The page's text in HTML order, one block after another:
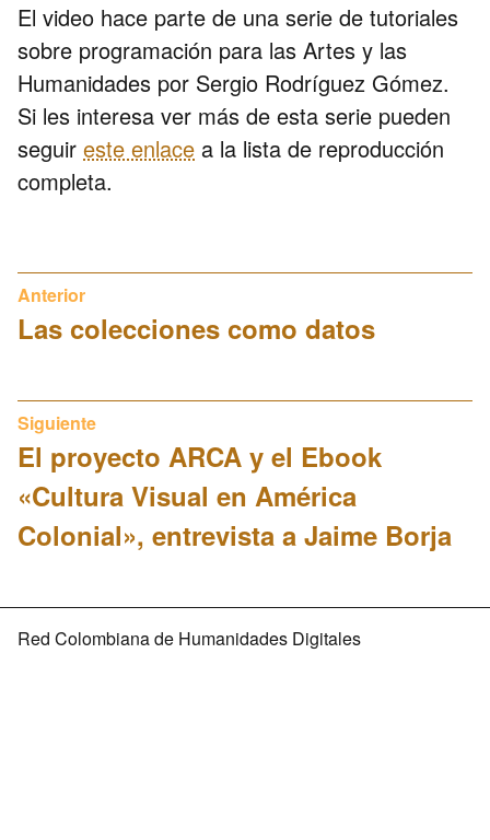
El video hace parte de una serie de tutoriales
sobre programación para las Artes y las
Humanidades por Sergio Rodríguez Gómez.
Si les interesa ver más de esta serie pueden
seguir este enlace a la lista de reproducción
completa.
Anterior
Las colecciones como datos
Siguiente
El proyecto ARCA y el Ebook
«Cultura Visual en América
Colonial», entrevista a Jaime Borja
Red Colombiana de Humanidades Digitales